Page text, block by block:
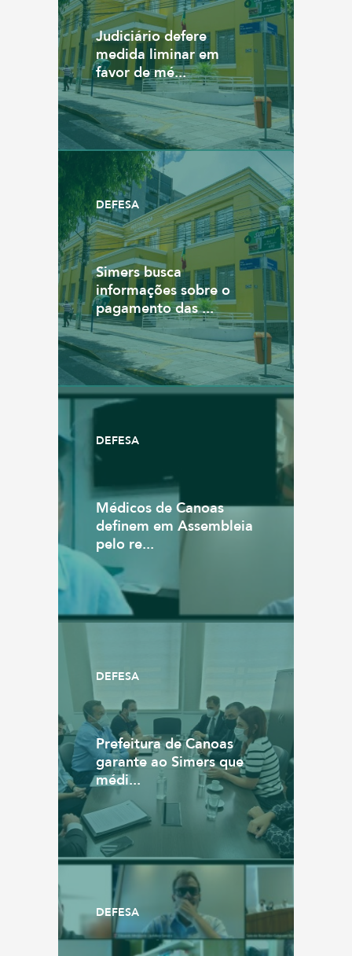
Judiciário defere
medida liminar em
favor de mé...
DEFESA
Simers busca
informações sobre o
pagamento das ...
DEFESA
Médicos de Canoas
definem em Assembleia
pelo re...
DEFESA
Prefeitura de Canoas
garante ao Simers que
médi...
DEFESA